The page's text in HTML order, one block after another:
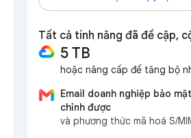
Tất cả tính năng đã đề cập,
5 TB
hoặc nâng cấp để tăng bộ
Email doanh nghiệp bảo
chỉnh được
và phương thức mã hoá S/